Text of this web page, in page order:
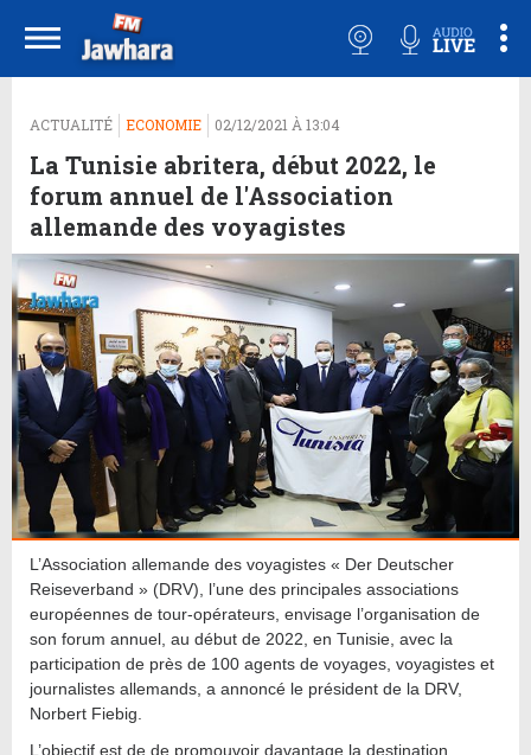
ACTUALITÉ ECONOMIE 02/12/2021 À 13:04
La Tunisie abritera, début 2022, le
forum annuel de l'Association
allemande des voyagistes
L’Association allemande des voyagistes « Der Deutscher
Reiseverband » (DRV), l’une des principales associations
européennes de tour-opérateurs, envisage l’organisation de
son forum annuel, au début de 2022, en Tunisie, avec la
participation de près de 100 agents de voyages, voyagistes et
journalistes allemands, a annoncé le président de la DRV,
Norbert Fiebig.
L’objectif est de de promouvoir davantage la destination